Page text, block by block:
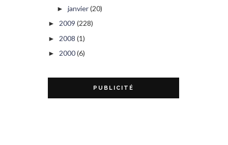
► janvier(20)
► 2009 (228)
► 2008 (1)
► 2000(6)
PUBLICITÉ